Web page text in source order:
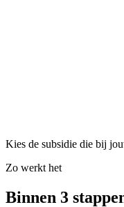
Kies de subsidie die bij
Zo werkt het
Binnen 3